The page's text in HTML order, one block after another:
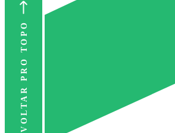
VOLTAR PRO TOPO